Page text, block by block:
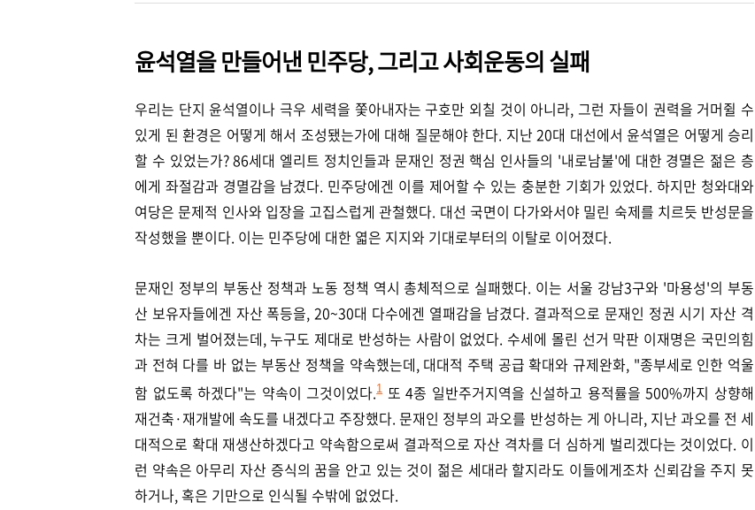
윤석열을 만들어낸 민주당, 그리고 사회운동의 실패
우리는 단지 윤석열이나 극우 세력을 쫓아내자는 구호만 외칠 것이 아니라, 그런 자들이 권력을 거머쥘 수
있게 된 환경은 어떻게 해서 조성됐는가에 대해 질문해야 한다. 지난 20대 대선에서 윤석열은 어떻게 승리
할 수 있었는가? 86세대 엘리트 정치인들과 문재인 정권 핵심 인사들의 '내로남불'에 대한 경멸은 젊은 층
에게 좌절감과 경멸감을 남겼다. 민주당에겐 이를 제어할 수 있는 충분한 기회가 있었다. 하지만 청와대와
여당은 문제적 인사와 입장을 고집스럽게 관철했다. 대선 국면이 다가와서야 밀린 숙제를 치르듯 반성문을
작성했을 뿐이다. 이는 민주당에 대한 엷은 지지와 기대로부터의 이탈로 이어졌다.
문재인 정부의 부동산 정책과 노동 정책 역시 총체적으로 실패했다. 이는 서울 강남3구와 '마용성'의 부동
산 보유자들에겐 자산 폭등을, 20~30대 다수에겐 열패감을 남겼다. 결과적으로 문재인 정권 시기 자산 격
차는 크게 벌어졌는데, 누구도 제대로 반성하는 사람이 없었다. 수세에 몰린 선거 막판 이재명은 국민의힘
과 전혀 다를 바 없는 부동산 정책을 약속했는데, 대대적 주택 공급 확대와 규제완화, "종부세로 인한 억울
함 없도록 하겠다"는 약속이 그것이었다.1또 4종 일반주거지역을 신설하고 용적률을 500%까지 상향해
재건축·재개발에 속도를 내겠다고 주장했다. 문재인 정부의 과오를 반성하는 게 아니라, 지난 과오를 전 세
대적으로 확대 재생산하겠다고 약속함으로써 결과적으로 자산 격차를 더 심하게 벌리겠다는 것이었다. 이
런 약속은 아무리 자산 증식의 꿈을 안고 있는 것이 젊은 세대라 할지라도 이들에게조차 신뢰감을 주지 못
하거나, 혹은 기만으로 인식될 수밖에 없었다.